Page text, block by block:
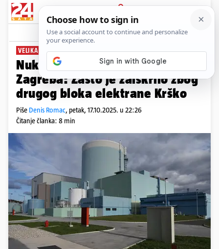
PRIJAVA
News Komentari
VELIKA IGRA PLUS+
Nuklearni konflikt Ljubljane i
Zagreba: Zašto je zaiskrilo zbog
drugog bloka elektrane Krško
Piše Denis Romac, petak, 17.10.2025. u 22:26
Čitanje članka: 8 min